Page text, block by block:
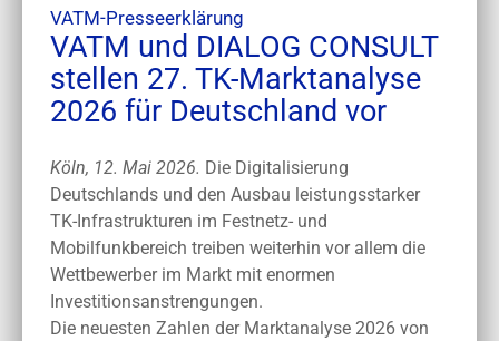
VATM-Presseerklärung
VATM und DIALOG CONSULT
stellen 27. TK-Marktanalyse
2026 für Deutschland vor
Köln, 12. Mai 2026. Die Digitalisierung
Deutschlands und den Ausbau leistungsstarker
TK-Infrastrukturen im Festnetz- und
Mobilfunkbereich treiben weiterhin vor allem die
Wettbewerber im Markt mit enormen
Investitionsanstrengungen.
Die neuesten Zahlen der Marktanalyse 2026 von